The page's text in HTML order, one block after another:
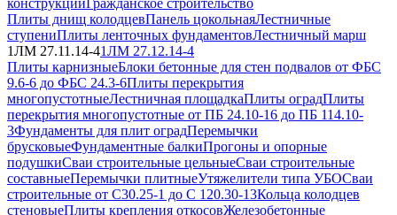
конструкцииГражданское строительство
Плиты днищ колодцевПанель цокольнаяЛестничные
ступениПлиты ленточных фундаментовЛестничный марш
1ЛМ 27.11.14-41ЛМ 27.12.14-4
Плиты карнизныеБлоки бетонные для стен подвалов от ФБС
9.6-6 до ФБС 24.3-6Плиты перекрытия
многопустотныеЛестничная площадкаПлиты оградПлиты
перекрытия многопустотные от ПБ 24.10-16 до ПБ 114.10-
3Фундаменты для плит оградПеремычки
брусковыеФундаментные балкиПрогоны и опорные
подушкиСваи строительные цельныеСваи строительные
составныеПеремычки плитныеУтяжелители типа УБОСваи
строительные от С30.25-1 до С 120.30-13Кольца колодцев
стеновыеПлиты крепления откосовЖелезобетонные